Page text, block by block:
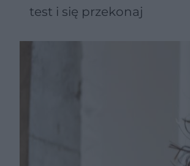
test i się przekonaj